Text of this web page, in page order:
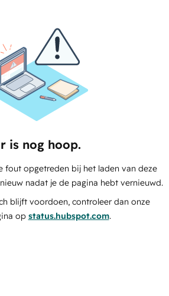
is nog hoop.
fout opgetreden bij het laden van deze
nadat je de pagina hebt vernieuwd.
blijft voordoen, controleer dan onze
op status.hubspot.com.